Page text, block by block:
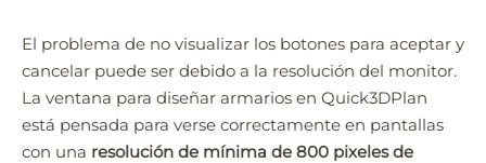
El problema de no visualizar los botones para aceptar y
cancelar puede ser debido a la resolución del monitor.
La ventana para diseñar armarios en Quick3DPlan
está pensada para verse correctamente en pantallas
con una resolución de mínima de 800 pixeles de